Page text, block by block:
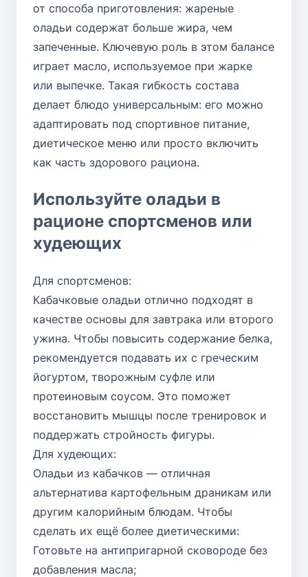
от способа приготовления: жареные
оладьи содержат больше жира, чем
запеченные. Ключевую роль в этом балансе
играет масло, используемое при жарке
или выпечке. Такая гибкость состава
делает блюдо универсальным: его можно
адаптировать под спортивное питание,
диетическое меню или просто включить
как часть здорового рациона.
Используйте оладьи в
рационе спортсменов или
худеющих
Для спортсменов:
Кабачковые оладьи отлично подходят в
качестве основы для завтрака или второго
ужина. Чтобы повысить содержание белка,
рекомендуется подавать их с греческим
йогуртом, творожным суфле или
протеиновым соусом. Это поможет
восстановить мышцы после тренировок и
поддержать стройность фигуры.
Для худеющих:
Оладьи из кабачков — отличная
альтернатива картофельным драникам или
другим калорийным блюдам. Чтобы
сделать их ещё более диетическими:
Готовьте на антипригарной сковороде без
добавления масла;